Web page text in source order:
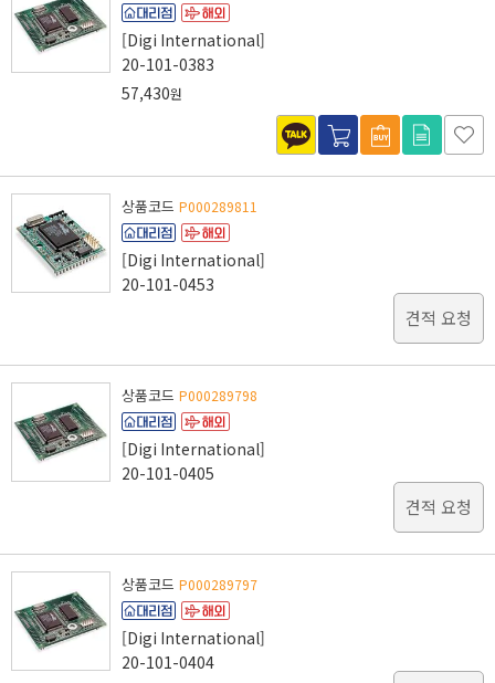
[Digi International]
20-101-0383
57,430원
상품코드 P000289811
[Digi International]
20-101-0453
견적 요청
상품코드 P000289798
[Digi International]
20-101-0405
견적 요청
상품코드 P000289797
[Digi International]
20-101-0404